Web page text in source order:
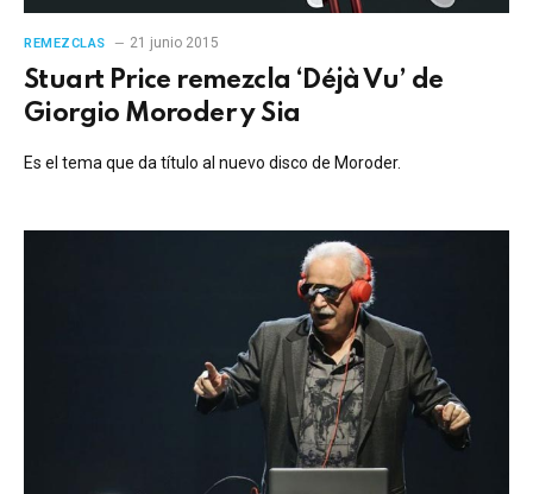
REMEZCLAS 21 junio 2015
Stuart Price remezcla ‘Déjà Vu’ de
Giorgio Moroder y Sia
Es el tema que da título al nuevo disco de Moroder.